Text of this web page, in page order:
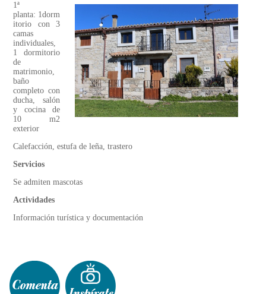
1ª
planta: 1dorm
itorio con 3
camas
individuales,
1 dormitorio
de
matrimonio,
baño
completo con
ducha, salón
y cocina de
10 m2
exterior
Calefacción, estufa de leña, trastero
Servicios
Se admiten mascotas
Actividades
Información turística y documentación